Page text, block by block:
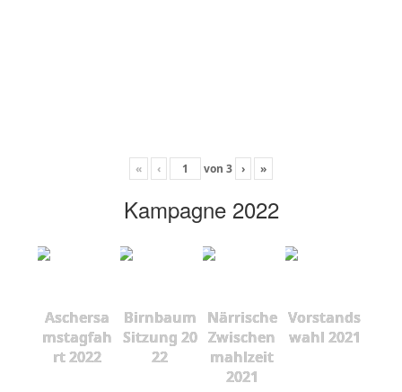
« ‹ von 3 › »
Kampagne 2022
Aschersa
mstagfah
rt 2022
Birnbaum
Sitzung 20
22
Närrische
Zwischen
mahlzeit
2021
Vorstands
wahl 2021